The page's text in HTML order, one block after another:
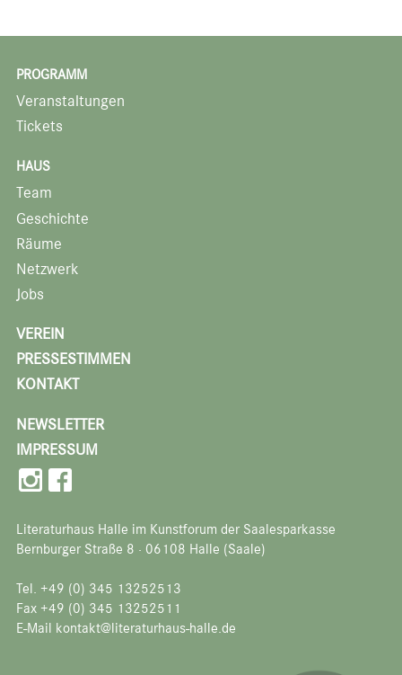
PROGRAMM
Veranstaltungen
Tickets
HAUS
Team
Geschichte
Räume
Netzwerk
Jobs
VEREIN
PRESSESTIMMEN
KONTAKT
NEWSLETTER
IMPRESSUM
Literaturhaus Halle im Kunstforum der Saalesparkasse
Bernburger Straße 8 · 06108 Halle (Saale)
Tel. +49 (0) 345 13252513
Fax +49 (0) 345 13252511
E-Mail kontakt@literaturhaus-halle.de